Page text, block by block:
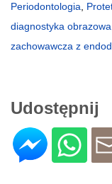
Periodontologia
diagnostyka obrazowa
zachowawcza z
Udostępnij